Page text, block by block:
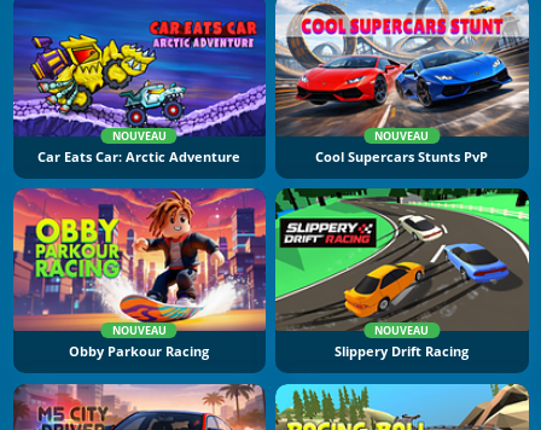
NOUVEAU
Car Eats Car: Arctic Adventure
NOUVEAU
Cool Supercars Stunts PvP
NOUVEAU
Obby Parkour Racing
NOUVEAU
Slippery Drift Racing